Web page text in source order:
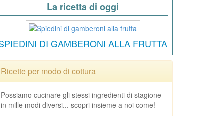
La ricetta di oggi
DI GAMBERONI ALLA FRUTTA
Ricette per modo di cottura
Possiamo cucinare gli stessi ingredienti di stagione
in mille modi diversi... scopri insieme a noi come!